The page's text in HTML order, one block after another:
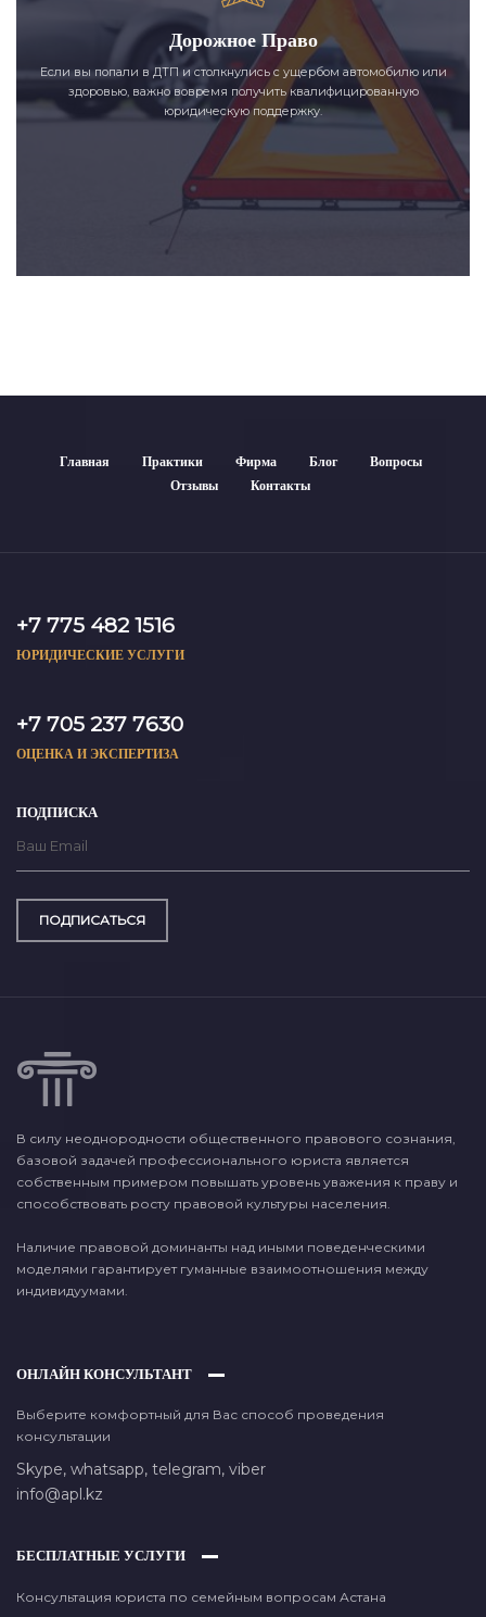
Дорожное Право
Если вы попали в ДТП и столкнулись с ущербом автомобилю или
здоровью, важно вовремя получить квалифицированную
юридическую поддержку.
Главная Практики Фирма Блог
Вопросы
Отзывы
Контакты
+7 775 482 1516
ЮРИДИЧЕСКИЕ УСЛУГИ
+7 705 237 7630
ОЦЕНКА И ЭКСПЕРТИЗА
ПОДПИСКА
ПОДПИСАТЬСЯ
В силу неоднородности общественного правового сознания,
базовой задачей профессионального юриста является
собственным примером повышать уровень уважения к праву и
способствовать росту правовой культуры населения.
Наличие правовой доминанты над иными поведенческими
моделями гарантирует гуманные взаимоотношения между
индивидуумами.
ОНЛАЙН КОНСУЛЬТАНТ
Выберите комфортный для Вас способ проведения
консультации
Skype, whatsapp, telegram, viber
info@apl.kz
БЕСПЛАТНЫЕ УСЛУГИ
Консультация юриста по семейным вопросам Астана